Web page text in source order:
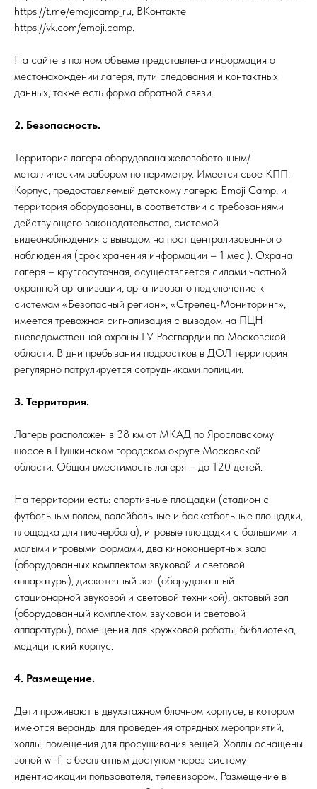
https://t.me/emojicamp_ru, ВКонтакте
https://vk.com/emoji.camp.
На сайте в полном объеме представлена информация о
местонахождении лагеря, пути следования и контактных
данных, также есть форма обратной связи.
2. Безопасность.
Территория лагеря оборудована железобетонным/
металлическим забором по периметру. Имеется свое КПП.
Корпус, предоставляемый детскому лагерю Emoji Camp, и
территория оборудованы, в соответствии с требованиями
действующего законодательства, системой
видеонаблюдения с выводом на пост централизованного
наблюдения (срок хранения информации – 1 мес.). Охрана
лагеря – круглосуточная, осуществляется силами частной
охранной организации, организовано подключение к
системам «Безопасный регион», «Стрелец-Мониторинг»,
имеется тревожная сигнализация с выводом на ПЦН
вневедомственной охраны ГУ Росгвардии по Московской
области. В дни пребывания подростков в ДОЛ территория
регулярно патрулируется сотрудниками полиции.
3. Территория.
Лагерь расположен в 38 км от МКАД по Ярославскому
шоссе в Пушкинском городском округе Московской
области. Общая вместимость лагеря – до 120 детей.
На территории есть: спортивные площадки (стадион с
футбольным полем, волейбольные и баскетбольные площадки,
площадка для пионербола), игровые площадки с большими и
малыми игровыми формами, два киноконцертных зала
(оборудованных комплектом звуковой и световой
аппаратуры), дискотечный зал (оборудованный
стационарной звуковой и световой техникой), актовый зал
(оборудованный комплектом звуковой и световой
аппаратуры), помещения для кружковой работы, библиотека,
медицинский корпус.
4. Размещение.
Дети проживают в двухэтажном блочном корпусе, в котором
имеются веранды для проведения отрядных мероприятий,
холлы, помещения для просушивания вещей. Холлы оснащены
зоной wi-fi с бесплатным доступом через систему
идентификации пользователя, телевизором. Размещение в